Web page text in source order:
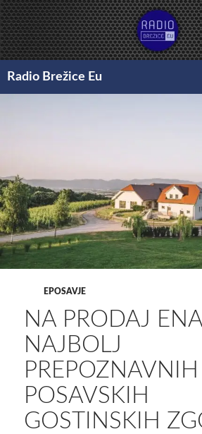
Preskoči
na
vsebino
Radio Brežice Eu
EPOSAVJE
NA PRODAJ ENA
NAJBOLJ
PREPOZNAVNIH
POSAVSKIH
GOSTINSKIH